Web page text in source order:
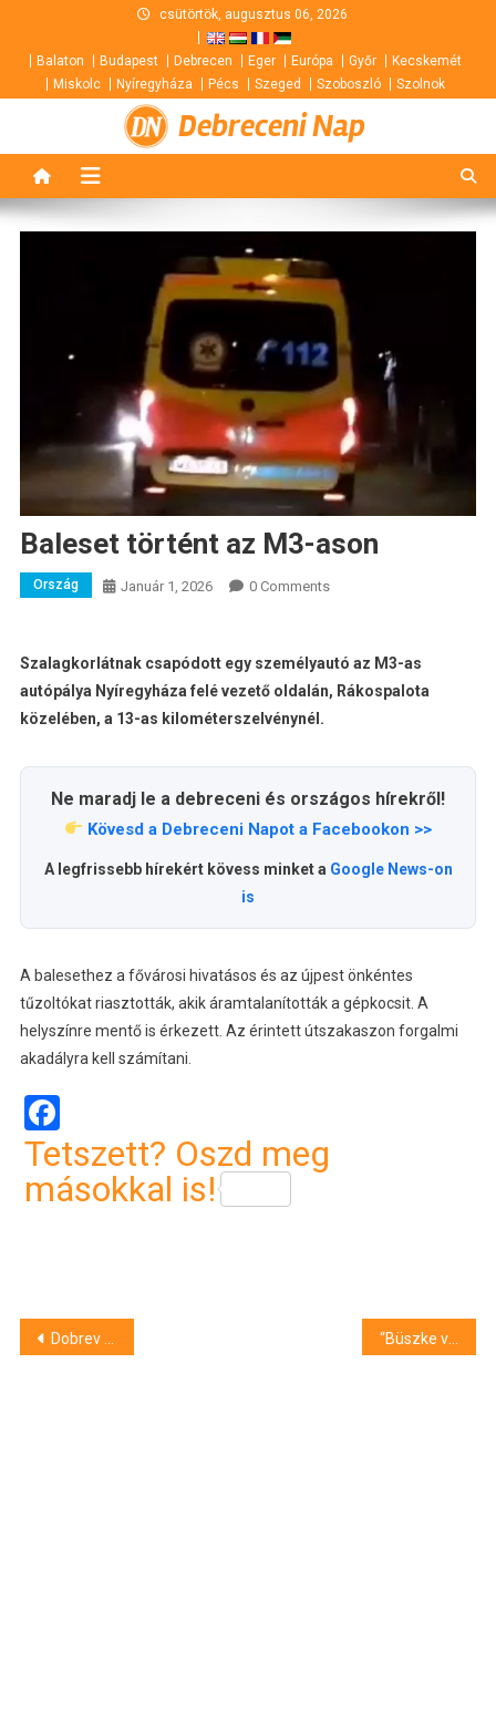
content
csütörtök, augusztus 06, 2026
Balaton Budapest Debrecen Eger Európa Győr
Kecskemét
Miskolc
Nyíregyháza Pécs Szeged Szoboszló Szolnok
Debreceni Nap
Baleset történt az M3-ason
Ország Január 1, 2026 0 Comments
Szalagkorlátnak csapódott egy személyautó az M3-as
autópálya Nyíregyháza felé vezető oldalán, Rákospalota
közelében, a 13-as kilométerszelvénynél.
Ne maradj le a debreceni és országos hírekről!
Kövesd a Debreceni Napot a Facebookon >>
A legfrissebb hírekért kövess minket a Google News-on
is
A balesethez a fővárosi hivatásos és az újpest önkéntes
tűzoltókat riasztották, akik áramtalanították a gépkocsit. A
helyszínre mentő is érkezett. Az érintett útszakaszon forgalmi
akadályra kell számítani.
Facebook
Tetszett? Oszd meg
másokkal is!
Bejegyzés
Dobrev Klára: 2026-ban egyszer és mindenkorra el fogjuk zavarni ezt a bűnös hatalmat